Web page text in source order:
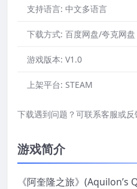
支持语言: 中文多语言
下载方式: 百度网盘/夸克网盘
游戏版本: V1.0
上架平台: STEAM
下载遇到问题？可联系客服或反
游戏简介
《阿奎隆之旅》(Aquilon’s